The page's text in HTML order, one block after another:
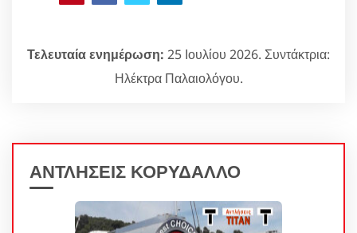
Τελευταία ενημέρωση: 25 Ιουλίου 2026. Συντάκτρια:
Ηλέκτρα Παλαιολόγου.
ΑΝΤΛΗΣΕΙΣ ΚΟΡΥΔΑΛΛΟ